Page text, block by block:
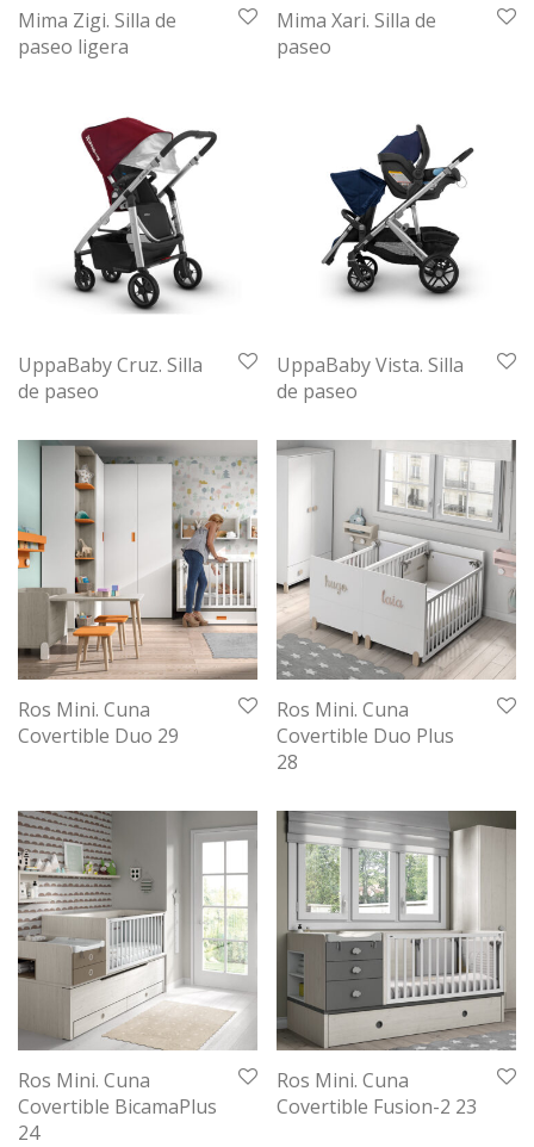
Mima Zigi. Silla de
paseo ligera
Mima Xari. Silla de
paseo
UppaBaby Cruz. Silla
de paseo
UppaBaby Vista. Silla
de paseo
Ros Mini. Cuna
Covertible Duo 29
Ros Mini. Cuna
Covertible Duo Plus
28
Ros Mini. Cuna
Covertible BicamaPlus
24
Ros Mini. Cuna
Covertible Fusion-2 23